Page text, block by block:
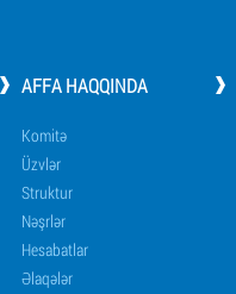
AFFA HAQQINDA
Komitə
Üzvlər
Struktur
Nəşrlər
Hesabatlar
Əlaqələr